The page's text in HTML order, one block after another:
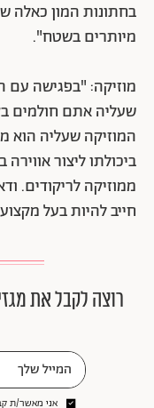
בחתונות המון כאלה
מיותרים בשטח".
מוזיקה: "בפגישה עם
שעליה אתם חולמים
המוזיקה שעליה הוא
ביכולתו ליצור
ממוזיקה לריקודים.
חייב להיות בעל
רוצה לקבל את
אני מאשר/ת